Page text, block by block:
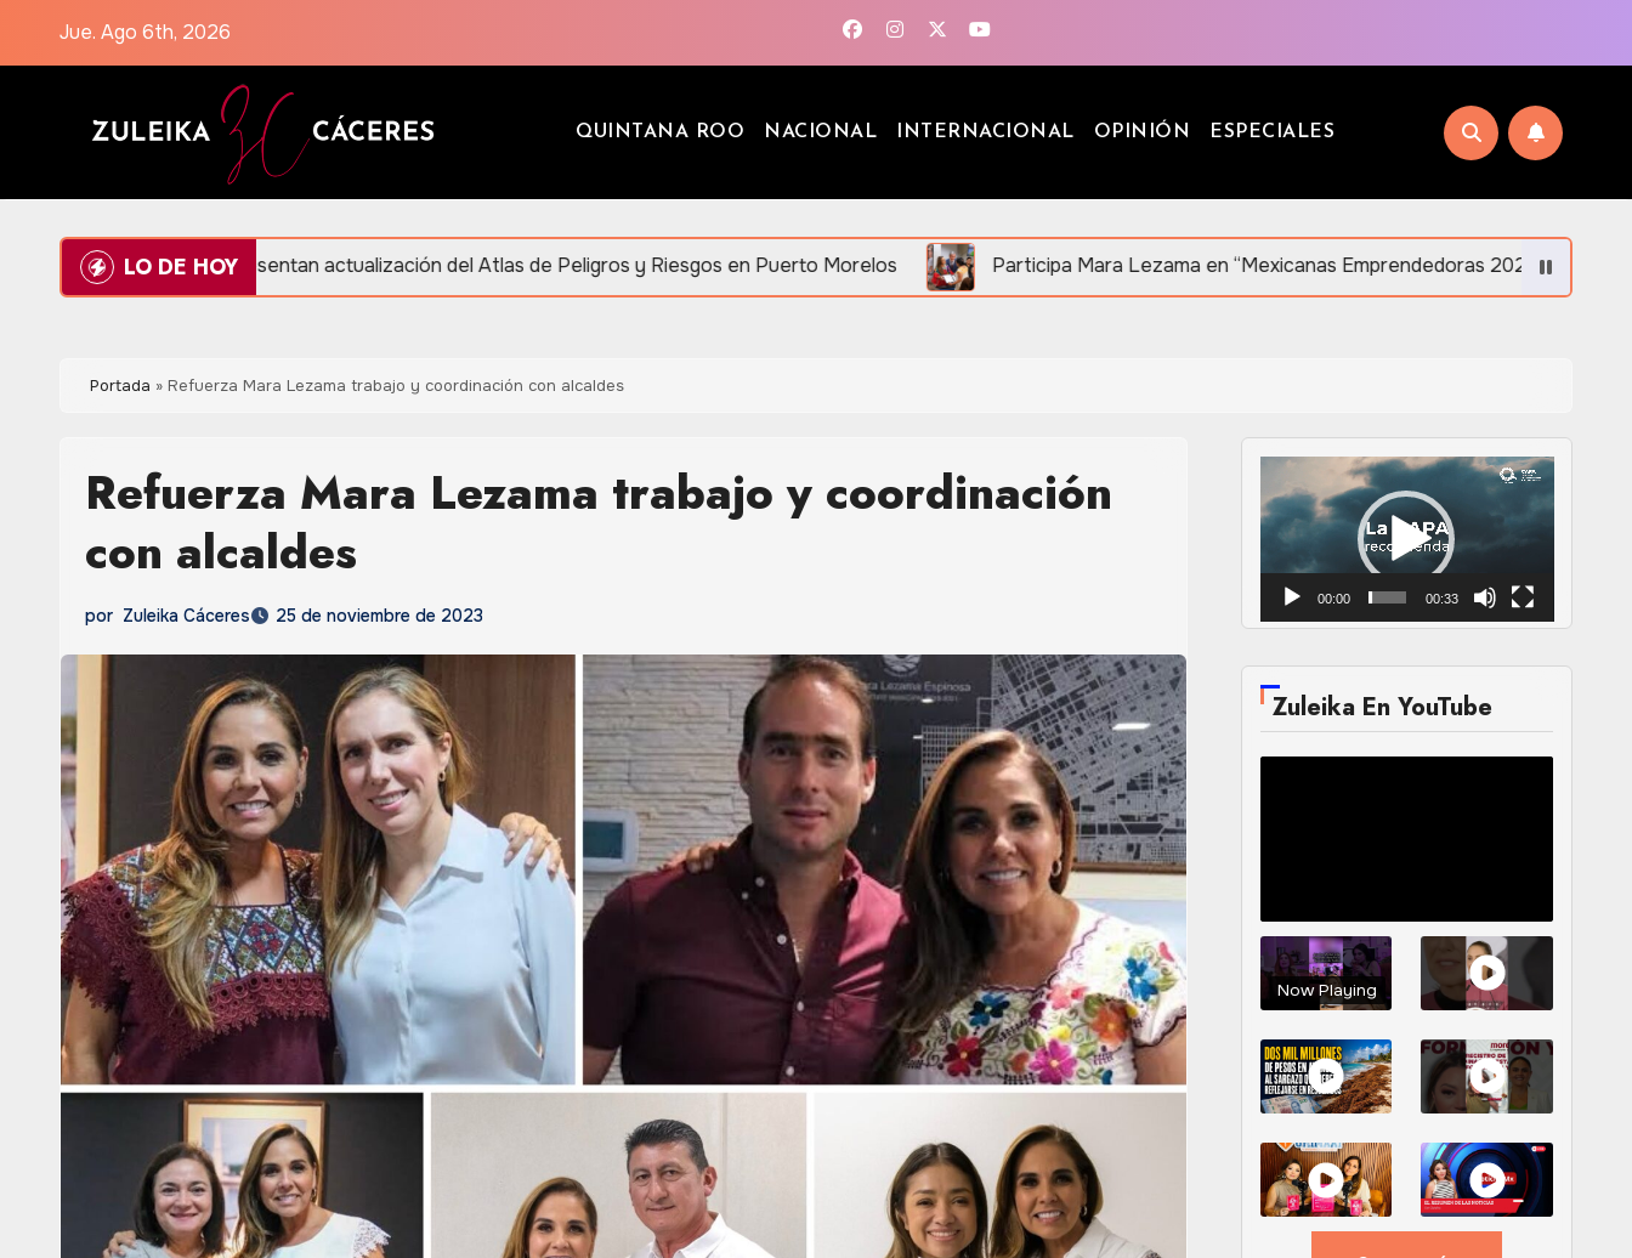
Jue. Ago 6th, 2026
QUINTANA ROO NACIONAL INTERNACIONAL OPINIÓN ESPECIALES
LO DE HOY
Presentan actualización del Atlas de Peligros y Riesgos en Puerto Morelos Participa Mara Lezama en “Mexicanas Emprendedoras 2026” en Orlando en apoyo al
Portada » Refuerza Mara Lezama trabajo y coordinación con alcaldes
Refuerza Mara Lezama trabajo y coordinación
con alcaldes
por Zuleika Cáceres 25 de noviembre de 2023
Reproductor
de
vídeo
00:00 00:33
Zuleika En YouTube
Now Playing